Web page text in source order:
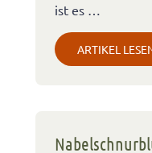
ist es …
ARTIKEL